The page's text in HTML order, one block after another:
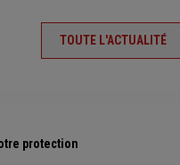
TOUTE L'ACTUALITÉ
protection